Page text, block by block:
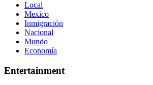
Local
Mexico
Inmigración
Nacional
Mundo
Economía
Entertainment